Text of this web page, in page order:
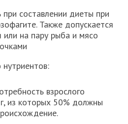
составлении диеты при
Также допускается
или на пару рыба и мясо
взрослого
из которых 50% должны